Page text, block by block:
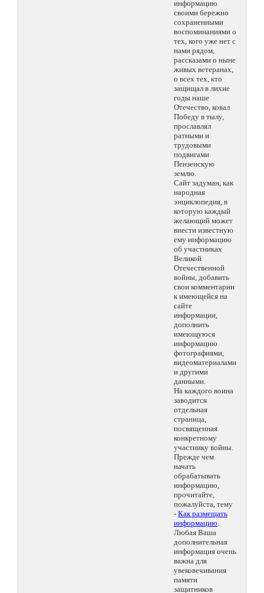
информацию
своими бережно
сохраненными
воспоминаниями о
тех, кого уже нет с
нами рядом,
рассказами о ныне
живых ветеранах,
о всех тех, кто
защищал в лихие
годы наше
Отечество, ковал
Победу в тылу,
прославлял
ратными и
трудовыми
подвигами
Пензенскую
землю.
Сайт задуман, как
народная
энциклопедия, в
которую каждый
желающий может
внести известную
ему информацию
об участниках
Великой
Отечественной
войны, добавить
свои комментарии
к имеющейся на
сайте
информации,
дополнить
имеющуюся
информацию
фотографиями,
видеоматериалами
и другими
данными.
На каждого воина
заводится
отдельная
страница,
посвященная
конкретному
участнику войны.
Прежде чем
начать
обрабатывать
информацию,
прочитайте,
пожалуйста, тему
- Как размещать
информацию.
Любая Ваша
дополнительная
информация очень
важна для
увековечивания
памяти
защитников